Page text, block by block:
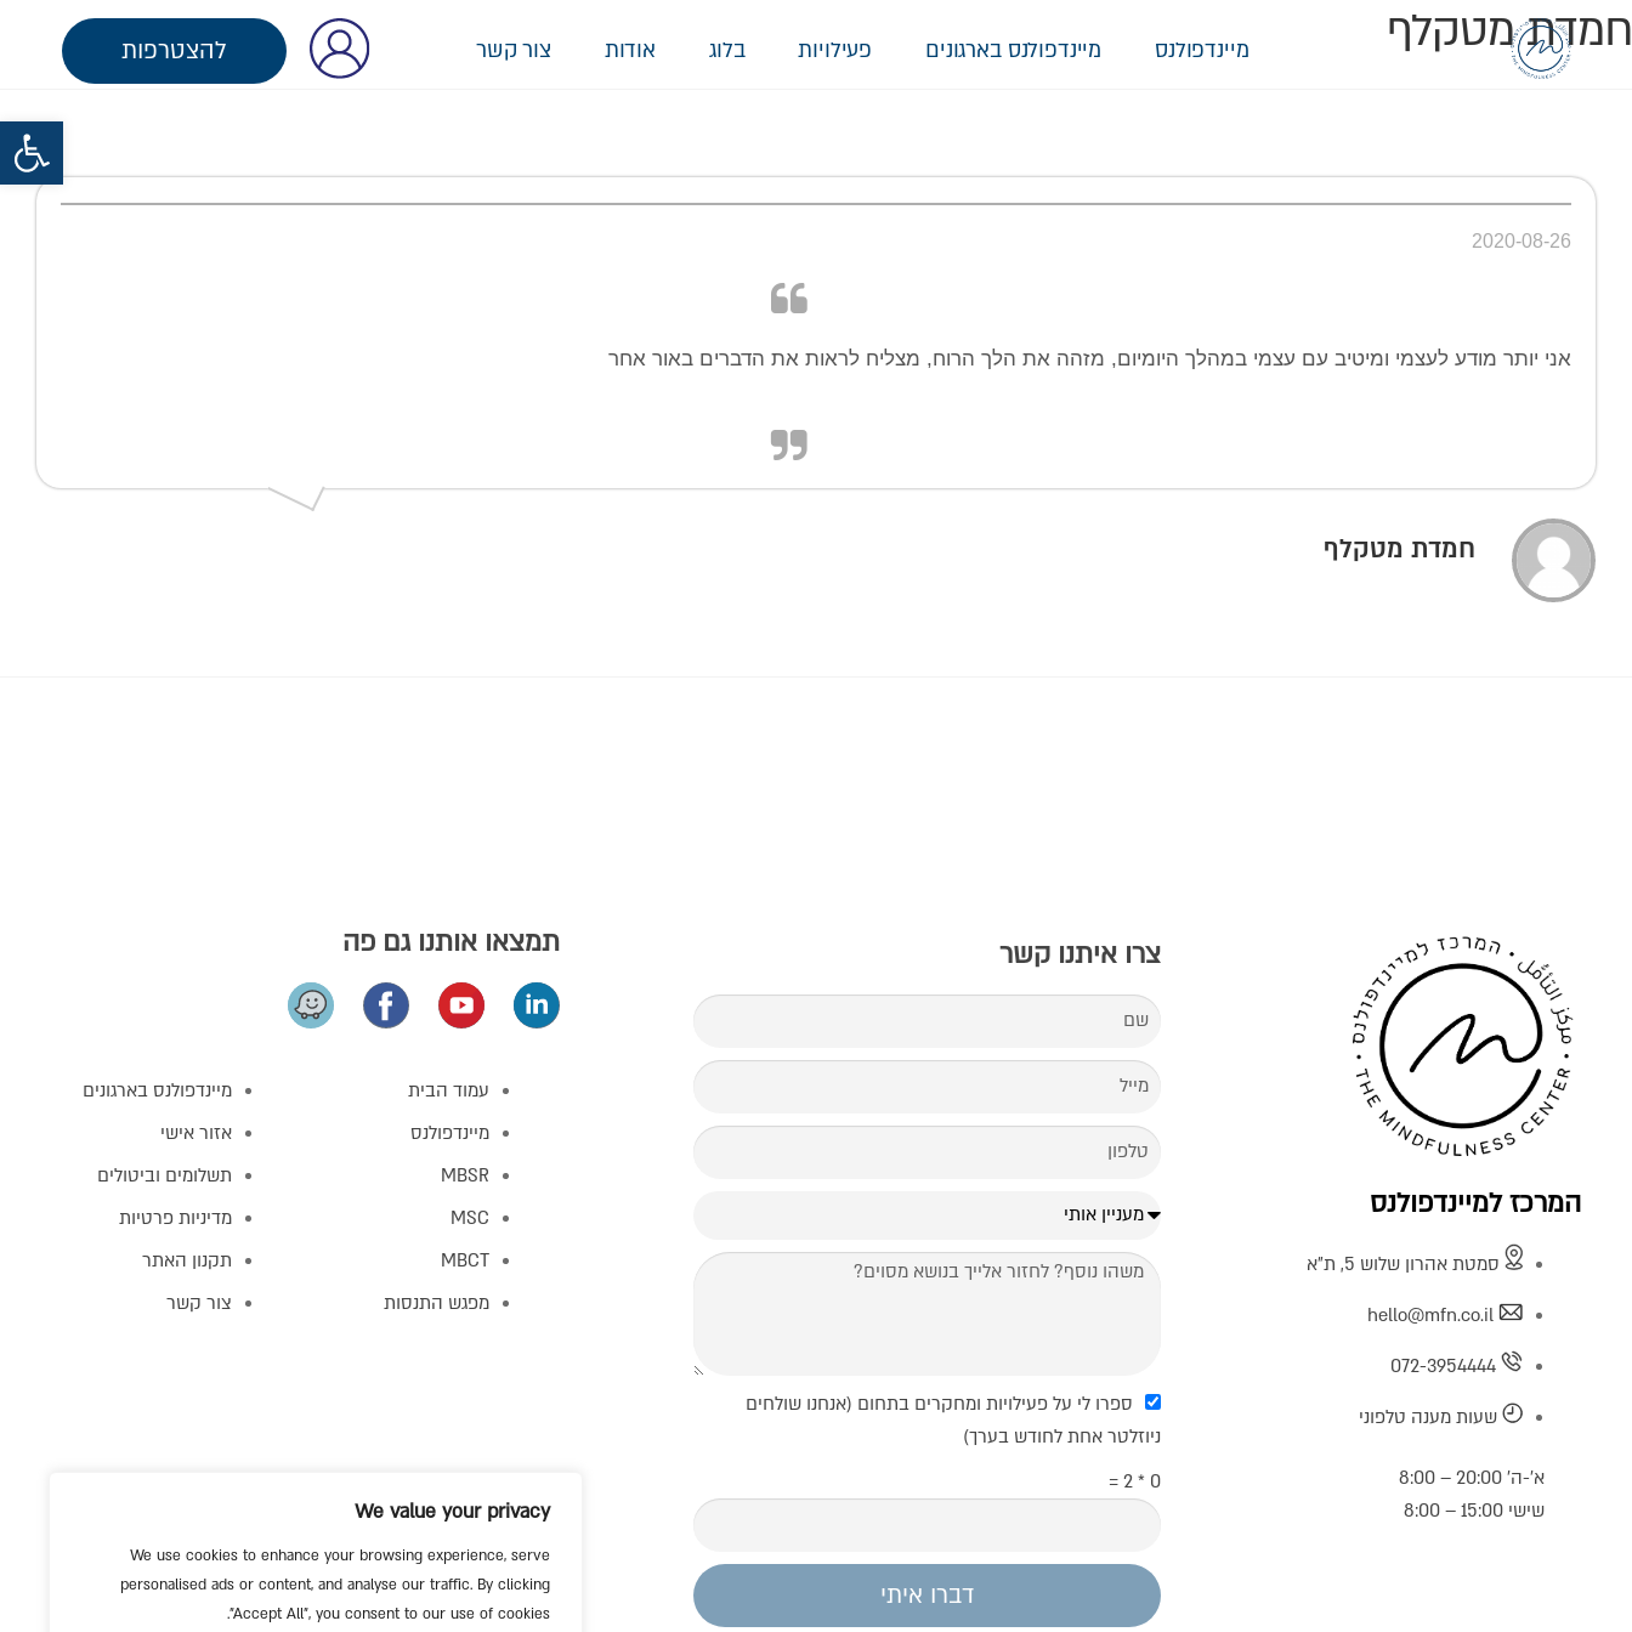
פתח סרגל נגישות
We value your privacy
We use cookies to enhance your browsing experience, serve
personalised ads or content, and analyse our traffic. By clicking
"Accept All", you consent to our use of cookies.
מיינדפולנס מיינדפולנס בארגונים פעילויות בלוג אודות צור קשר להצטרפות חמדת מטקלף
2020-08-26
אני יותר מודע לעצמי ומיטיב עם עצמי במהלך היומיום, מזהה את הלך הרוח, מצליח לראות את הדברים באור אחר
חמדת מטקלף
המרכז למיינדפולנס
סמטת אהרון שלוש 5, ת"א
hello@mfn.co.il
072-3954444
שעות מענה טלפוני
א’-ה’ 20:00 – 8:00
שישי 15:00 – 8:00
צרו איתנו קשר
ספרו לי על פעילויות ומחקרים בתחום (אנחנו שולחים
ניוזלטר אחת לחודש בערך)
0 * 2 =
דברו איתי
תמצאו אותנו גם פה
עמוד הבית
מיינדפולנס
MBSR
MSC
MBCT
מפגש התנסות
מיינדפולנס בארגונים
אזור אישי
תשלומים וביטולים
מדיניות פרטיות
תקנון האתר
צור קשר